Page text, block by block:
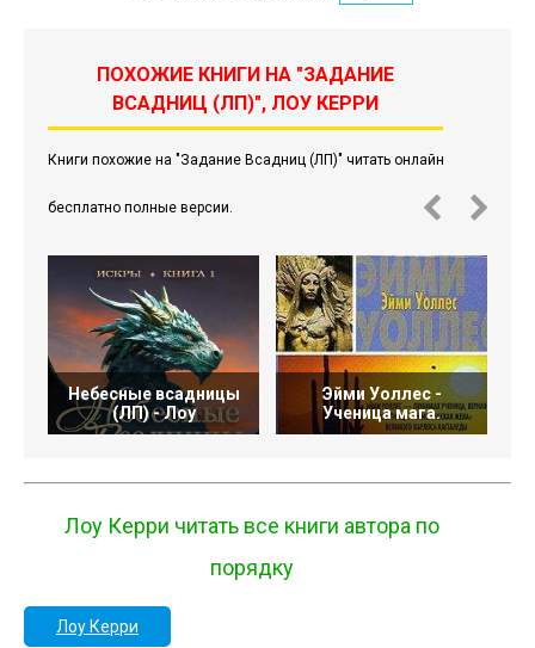
ПОХОЖИЕ КНИГИ НА "ЗАДАНИЕ
ВСАДНИЦ (ЛП)", ЛОУ КЕРРИ
Книги похожие на "Задание Всадниц (ЛП)" читать онлайн
бесплатно полные версии.
Небесные всадницы
(ЛП) - Лоу
Эйми Уоллес -
Ученица мага.
Лоу Керри читать все книги автора по
порядку
Лоу Керри